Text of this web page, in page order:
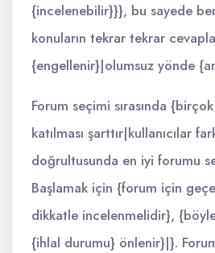
{incelenebilir}}}, bu sayede
konuların tekrar tekrar
{engellenir}|olumsuz yönde
Forum seçimi sırasında
katılması şarttır|kullanıcılar
doğrultusunda en iyi forumu
Başlamak için {forum için
dikkatle incelenmelidir},
{ihlal durumu} önlenir}|}.